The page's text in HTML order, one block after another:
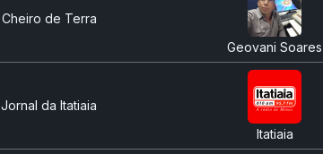
Cheiro de Terra
Geovani Soares
Jornal da Itatiaia
Itatiaia